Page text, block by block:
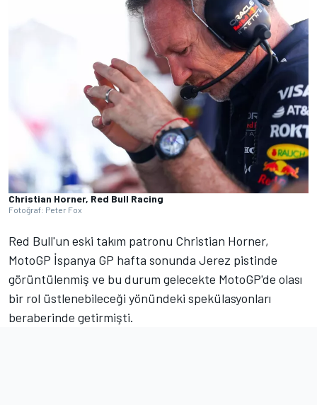
Christian Horner, Red Bull Racing
Fotoğraf: Peter Fox
Red Bull'un eski takım patronu Christian Horner,
MotoGP İspanya GP hafta sonunda Jerez pistinde
görüntülenmiş ve bu durum gelecekte MotoGP'de olası
bir rol üstlenebileceği yönündeki spekülasyonları
beraberinde getirmişti.